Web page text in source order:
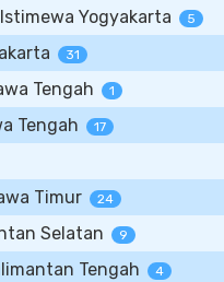
Yogyakarta 5
31
Tengah 1
Tengah 17
Timur 24
Selatan 9
Tengah 4